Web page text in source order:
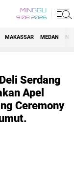
MINGGU
9 08 2026
MAKASSAR MEDAN
Serdang
Apel
Ceremony